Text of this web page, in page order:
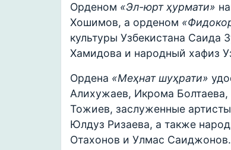
Орденом «Эл-юрт ҳурмати»
Хошимов, а орденом
культуры Узбекистана Саида
Хамидова и народный хафиз
Ордена «Меҳнат шуҳрати»
Алихужаев, Икрома
Тожиев, заслуженные
Юлдуз Ризаева, а также
Отахонов и Улмас Саиджонов.